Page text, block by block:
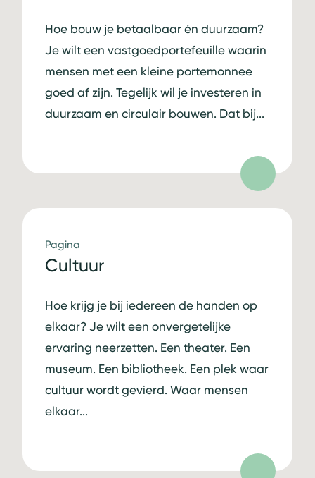
Hoe bouw je betaalbaar én duurzaam?
Je wilt een vastgoedportefeuille waarin
mensen met een kleine portemonnee
goed af zijn. Tegelijk wil je investeren in
duurzaam en circulair bouwen. Dat bij...
Pagina
Cultuur
Hoe krijg je bij iedereen de handen op
elkaar? Je wilt een onvergetelijke
ervaring neerzetten. Een theater. Een
museum. Een bibliotheek. Een plek waar
cultuur wordt gevierd. Waar mensen
elkaar...